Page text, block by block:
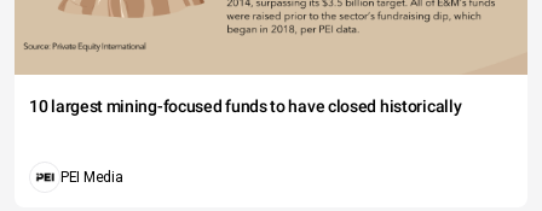
10 largest mining-focused funds to have closed historically
PEI Media